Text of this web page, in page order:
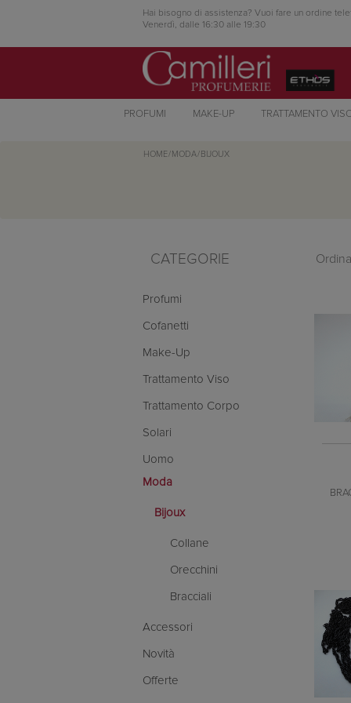
Hai bisogno di assistenza? Vuoi fare un ordine
Venerdì, dalle 16:30 alle 19:30
PROFUMI MAKE-UP TRATTAMENTO
HOME/ MODA/ BIJOUX
CATEGORIE
Profumi
Cofanetti
Make-Up
Trattamento Viso
Trattamento Corpo
Solari
Uomo
Moda
Bijoux
Collane
Orecchini
Bracciali
Accessori
Novità
Offerte